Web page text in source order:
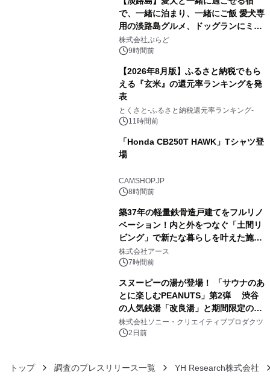
で、一緒に泊まり、一緒にご飯 愛犬専
用の淡路島グルメ、ドッグランにミニ
プール グランピングとトレーラーハウ
スの2施設で
株式会社ぷらど
9時間前
【2026年8月版】ふるさと納税でもら
える『玄米』の還元率ランキングを発
表
とくさと-ふるさと納税還元率ランキング-
11時間前
「Honda CB250T HAWK」Tシャツ登
場
CAMSHOP.JP
8時間前
築37年の軽量鉄骨造戸建てをフルリノ
ベーション！内と外をつなぐ「土間リ
ビング」で新たな暮らしを叶えた施工
事例を株式会社アースが公開
株式会社アース
7時間前
スヌーピーの湯が登場！ 「サウナのあ
とに楽しむPEANUTS」第2弾 渋谷
の人気銭湯「改良湯」と期間限定のコ
ラボレーション サウナイキタイコラ
ボグッズも発売決定！
株式会社ソニー・クリエイティブプロダクツ
2日前
トップ 調査のプレスリリース一覧 YH Research株式会社